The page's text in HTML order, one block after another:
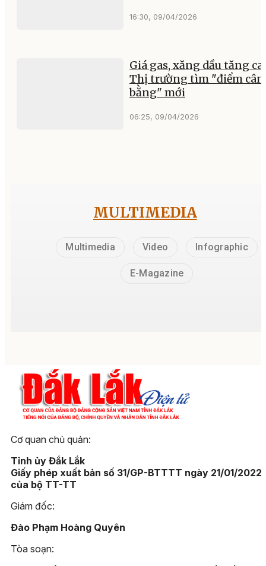
16:30, 09/04/2026
Giá gas, xăng dầu tăng
Thị trường tìm "điểm cân
bằng" mới
06:25, 09/04/2026
MULTIMEDIA
Multimedia Video Infographic
E-Magazine
Cơ quan chủ quản:
Tỉnh ủy Đắk Lắk
Giấy phép xuất bản số 31/GP-BTTTT ngày 21/01/2022
của bộ TT-TT
Giám đốc:
Đào Phạm Hoàng Quyên
Tòa soạn: